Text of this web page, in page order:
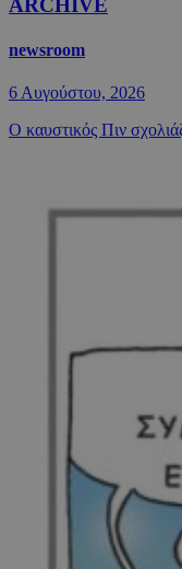
newsroom
6 Αυγούστου, 2026
Ο καυστικός Πιν